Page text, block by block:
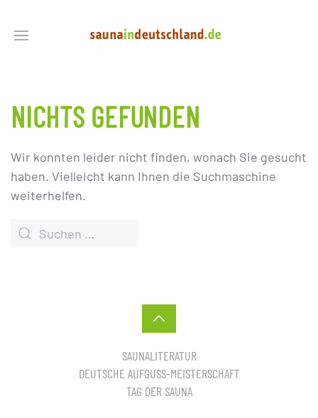
NICHTS GEFUNDEN
Wir konnten leider nicht finden, wonach Sie gesucht
haben. Vielleicht kann Ihnen die Suchmaschine
weiterhelfen.
SAUNALITERATUR
DEUTSCHE AUFGUSS-MEISTERSCHAFT
TAG DER SAUNA